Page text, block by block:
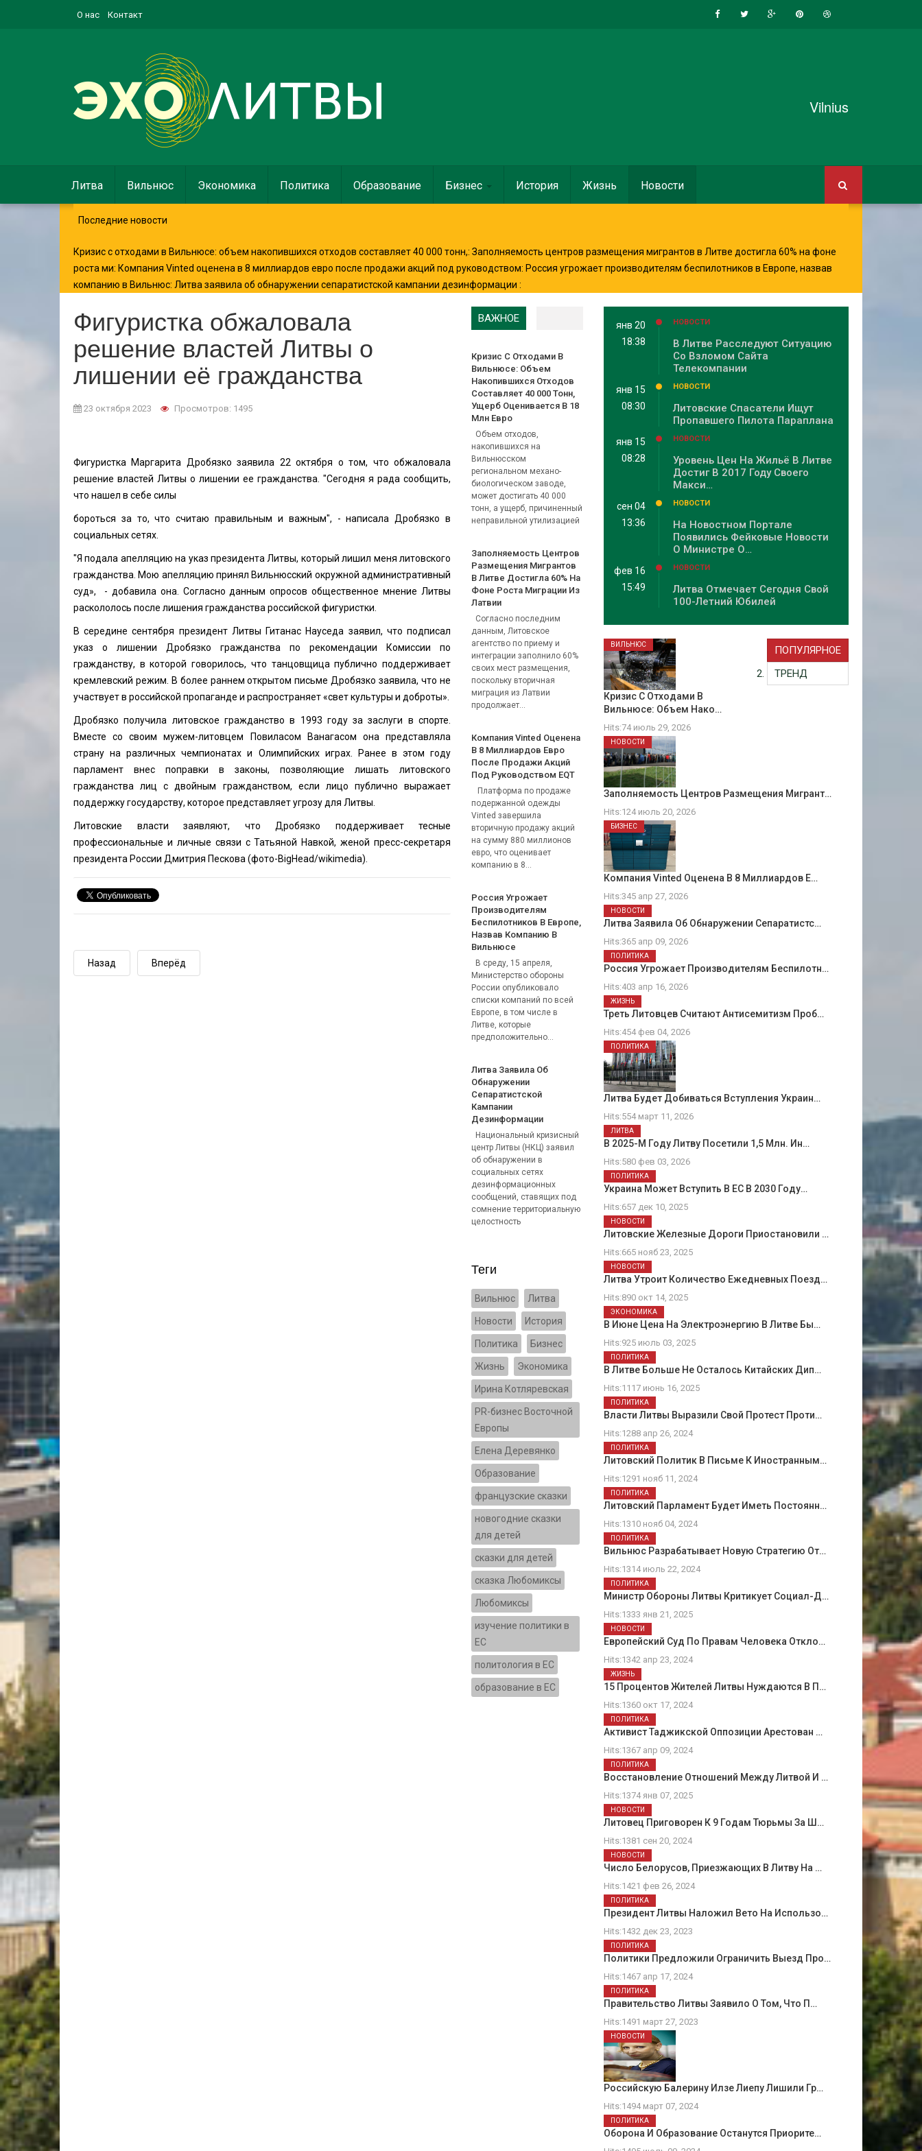
О нас Контакт
Vilnius
Литва Вильнюс Экономика Политика Образование Бизнес История Жизнь Новости
Последние новости
Кризис с отходами в Вильнюсе: объем накопившихся отходов составляет 40 000 тонн,: Заполняемость центров размещения мигрантов в Литве достигла 60% на фоне
роста ми: Компания Vinted оценена в 8 миллиардов евро после продажи акций под руководством: Россия угрожает производителям беспилотников в Европе, назвав
компанию в Вильнюс: Литва заявила об обнаружении сепаратистской кампании дезинформации :
Фигуристка обжаловала
решение властей Литвы о
лишении её гражданства
23 октября 2023 Просмотров: 1495
Фигуристка Маргарита Дробязко заявила 22 октября о том, что обжаловала
решение властей Литвы о лишении ее гражданства. "Сегодня я рада сообщить,
что нашел в себе силы
бороться за то, что считаю правильным и важным", - написала Дробязко в
социальных сетях.
"Я подала апелляцию на указ президента Литвы, который лишил меня литовского
гражданства. Мою апелляцию принял Вильнюсский окружной административный
суд», - добавила она. Согласно данным опросов общественное мнение Литвы
раскололось после лишения гражданства российской фигуристки.
В середине сентября президент Литвы Гитанас Науседа заявил, что подписал
указ о лишении Дробязко гражданства по рекомендации Комиссии по
гражданству, в которой говорилось, что танцовщица публично поддерживает
кремлевский режим. В более раннем открытом письме Дробязко заявила, что не
участвует в российской пропаганде и распространяет «свет культуры и доброты».
Дробязко получила литовское гражданство в 1993 году за заслуги в спорте.
Вместе со своим мужем-литовцем Повиласом Ванагасом она представляла
страну на различных чемпионатах и Олимпийских играх. Ранее в этом году
парламент внес поправки в законы, позволяющие лишать литовского
гражданства лиц с двойным гражданством, если лицо публично выражает
поддержку государству, которое представляет угрозу для Литвы.
Литовские власти заявляют, что Дробязко поддерживает тесные
профессиональные и личные связи с Татьяной Навкой, женой пресс-секретаря
президента России Дмитрия Пескова (фото-BigHead/wikimedia).
Назад Вперёд
ВАЖНОЕ
Кризис С Отходами В
Вильнюсе: Объем
Накопившихся Отходов
Составляет 40 000 Тонн,
Ущерб Оценивается В 18
Млн Евро
Объем отходов,
накопившихся на
Вильнюсском
региональном механо-
биологическом заводе,
может достигать 40 000
тонн, а ущерб, причиненный
неправильной утилизацией
Заполняемость Центров
Размещения Мигрантов
В Литве Достигла 60% На
Фоне Роста Миграции Из
Латвии
Согласно последним
данным, Литовское
агентство по приему и
интеграции заполнило 60%
своих мест размещения,
поскольку вторичная
миграция из Латвии
продолжает...
Компания Vinted Оценена
В 8 Миллиардов Евро
После Продажи Акций
Под Руководством EQT
Платформа по продаже
подержанной одежды
Vinted завершила
вторичную продажу акций
на сумму 880 миллионов
евро, что оценивает
компанию в 8...
Россия Угрожает
Производителям
Беспилотников В Европе,
Назвав Компанию В
Вильнюсе
В среду, 15 апреля,
Министерство обороны
России опубликовало
списки компаний по всей
Европе, в том числе в
Литве, которые
предположительно...
Литва Заявила Об
Обнаружении
Сепаратистской
Кампании
Дезинформации
Национальный кризисный
центр Литвы (НКЦ) заявил
об обнаружении в
социальных сетях
дезинформационных
сообщений, ставящих под
сомнение территориальную
целостность
Теги
Вильнюс Литва
Новости История
Политика Бизнес
Жизнь Экономика
Ирина Котляревская
PR-бизнес Восточной
Европы
Елена Деревянко
Образование
французские сказки
новогодние сказки
для детей
сказки для детей
сказка Любомиксы
Любомиксы
изучение политики в
ЕС
политология в ЕС
образование в ЕС
янв 20
18:38
НОВОСТИ
В Литве Расследуют Ситуацию
Со Взломом Сайта
Телекомпании
янв 15
08:30
НОВОСТИ
Литовские Спасатели Ищут
Пропавшего Пилота Параплана
янв 15
08:28
НОВОСТИ
Уровень Цен На Жильё В Литве
Достиг В 2017 Году Своего
Макси…
сен 04
13:36
НОВОСТИ
На Новостном Портале
Появились Фейковые Новости
О Министре О…
фев 16
15:49
НОВОСТИ
Литва Отмечает Сегодня Свой
100-Летний Юбилей
ПОПУЛЯРНОЕ
ТРЕНД
Кризис С Отходами В
Вильнюсе: Объем Нако…
Hits:74 июль 29, 2026
ВИЛЬНЮС
Заполняемость Центров Размещения Мигрант…
Hits:124 июль 20, 2026
НОВОСТИ
Компания Vinted Оценена В 8 Миллиардов Е…
Hits:345 апр 27, 2026
БИЗНЕС
Литва Заявила Об Обнаружении Сепаратистс…
Hits:365 апр 09, 2026
НОВОСТИ
Россия Угрожает Производителям Беспилотн…
Hits:403 апр 16, 2026
ПОЛИТИКА
Треть Литовцев Считают Антисемитизм Проб…
Hits:454 фев 04, 2026
ЖИЗНЬ
Литва Будет Добиваться Вступления Украин…
Hits:554 март 11, 2026
ПОЛИТИКА
В 2025-М Году Литву Посетили 1,5 Млн. Ин…
Hits:580 фев 03, 2026
ЛИТВА
Украина Может Вступить В ЕС В 2030 Году…
Hits:657 дек 10, 2025
ПОЛИТИКА
Литовские Железные Дороги Приостановили …
Hits:665 нояб 23, 2025
НОВОСТИ
Литва Утроит Количество Ежедневных Поезд…
Hits:890 окт 14, 2025
НОВОСТИ
В Июне Цена На Электроэнергию В Литве Бы…
Hits:925 июль 03, 2025
ЭКОНОМИКА
В Литве Больше Не Осталось Китайских Дип…
Hits:1117 июнь 16, 2025
ПОЛИТИКА
Власти Литвы Выразили Свой Протест Проти…
Hits:1288 апр 26, 2024
ПОЛИТИКА
Литовский Политик В Письме К Иностранным…
Hits:1291 нояб 11, 2024
ПОЛИТИКА
Литовский Парламент Будет Иметь Постоянн…
Hits:1310 нояб 04, 2024
ПОЛИТИКА
Вильнюс Разрабатывает Новую Стратегию От…
Hits:1314 июль 22, 2024
ПОЛИТИКА
Министр Обороны Литвы Критикует Социал-Д…
Hits:1333 янв 21, 2025
ПОЛИТИКА
Европейский Суд По Правам Человека Откло…
Hits:1342 апр 23, 2024
НОВОСТИ
15 Процентов Жителей Литвы Нуждаются В П…
Hits:1360 окт 17, 2024
ЖИЗНЬ
Активист Таджикской Оппозиции Арестован …
Hits:1367 апр 09, 2024
ПОЛИТИКА
Восстановление Отношений Между Литвой И …
Hits:1374 янв 07, 2025
ПОЛИТИКА
Литовец Приговорен К 9 Годам Тюрьмы За Ш…
Hits:1381 сен 20, 2024
НОВОСТИ
Число Белорусов, Приезжающих В Литву На …
Hits:1421 фев 26, 2024
НОВОСТИ
Президент Литвы Наложил Вето На Использо…
Hits:1432 дек 23, 2023
ПОЛИТИКА
Политики Предложили Ограничить Выезд Про…
Hits:1467 апр 17, 2024
ПОЛИТИКА
Правительство Литвы Заявило О Том, Что П…
Hits:1491 март 27, 2023
ПОЛИТИКА
Российскую Балерину Илзе Лиепу Лишили Гр…
Hits:1494 март 07, 2024
НОВОСТИ
Оборона И Образование Останутся Приорите…
ПОЛИТИКА